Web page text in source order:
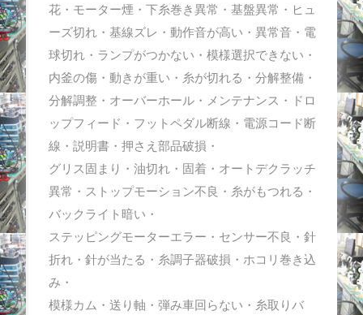
花・モーター煙・下糸巻き異常・基盤異常・ヒュ
ーズ切れ・基線ズレ・動作音が高い・異常音・電
球切れ・ランプがつかない・模様選択できない・
内釜の傷・動きが重い・糸が切れる・分解整備・
分解調整・オーバーホール・メンテナンス・ドロ
ップフィード・フットペダル断線・電源コード断
線・説明書・押さえ部品破損・
グリス固まり・油切れ・固着・オートデクラッチ
異常・ストップモーション不良・糸がもつれる・
バックライト暗い・
ステッピングモーターエラー・センサー不良・針
折れ・針が当たる・糸調子器破損・ホコリ巻き込
み・
模様カム・送り軸・弾み車回らない・糸取りバ